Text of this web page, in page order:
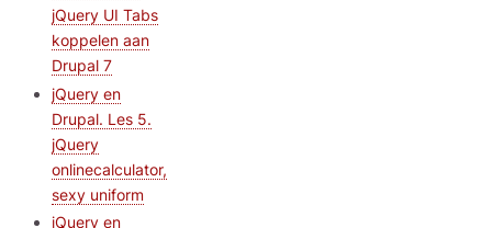
jQuery UI Tabs
koppelen aan
Drupal 7
jQuery en
Drupal. Les 5.
jQuery
onlinecalculator,
sexy uniform
jQuery en